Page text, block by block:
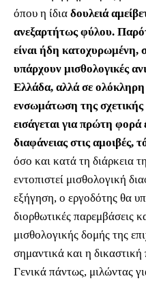
όπου η ίδια δουλειά
ανεξαρτήτως φύλου.
είναι ήδη κατοχυρωμένη,
υπάρχουν μισθολογικές
Ελλάδα, αλλά σε
ενσωμάτωση της
εισάγεται για πρώτη
διαφάνειας στις
όσο και κατά τη διάρκεια
εντοπιστεί μισθολογική
εξήγηση, ο εργοδότης θα
διορθωτικές παρεμβάσεις
μισθολογικής δομής της
σημαντικά και η
Γενικά πάντως, μιλώντας